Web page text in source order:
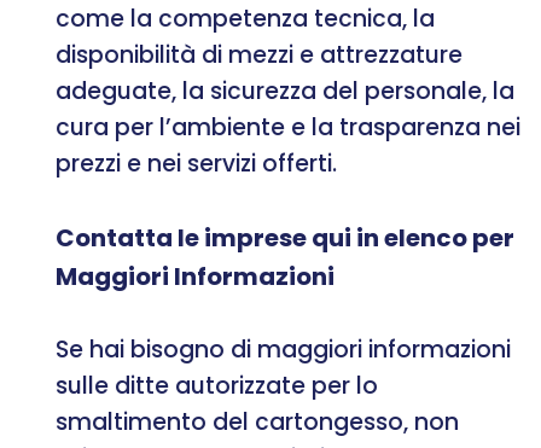
come la competenza tecnica, la
disponibilità di mezzi e attrezzature
adeguate, la sicurezza del personale, la
cura per l’ambiente e la trasparenza nei
prezzi e nei servizi offerti.
Contatta le imprese qui in elenco per
Maggiori Informazioni
Se hai bisogno di maggiori informazioni
sulle ditte autorizzate per lo
smaltimento del cartongesso, non